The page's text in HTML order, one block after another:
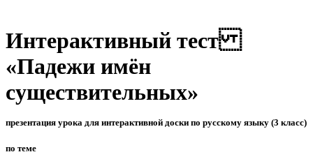
Интерактивный тест
«Падежи имён
существительных»
презентация урока для интерактивной доски по русскому языку (3 класс)
по теме